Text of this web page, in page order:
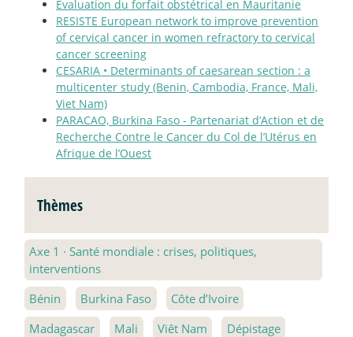
Evaluation du forfait obstétrical en Mauritanie
RESISTE European network to improve prevention
of cervical cancer in women refractory to cervical
cancer screening
CESARIA • Determinants of caesarean section : a
multicenter study (Benin, Cambodia, France, Mali,
Viet Nam)
PARACAO, Burkina Faso - Partenariat d’Action et de
Recherche Contre le Cancer du Col de l’Utérus en
Afrique de l’Ouest
Thèmes
Axe 1 · Santé mondiale : crises, politiques,
interventions
Bénin
Burkina Faso
Côte d’Ivoire
Madagascar
Mali Viêt Nam
Dépistage